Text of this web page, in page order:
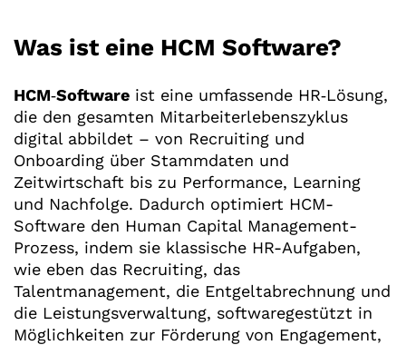
Was ist eine HCM Software?
HCM‑Software ist eine umfassende HR‑Lösung,
die den gesamten Mitarbeiterlebenszyklus
digital abbildet – von Recruiting und
Onboarding über Stammdaten und
Zeitwirtschaft bis zu Performance, Learning
und Nachfolge. Dadurch optimiert HCM-
Software den Human Capital Management-
Prozess, indem sie klassische HR-Aufgaben,
wie eben das Recruiting, das
Talentmanagement, die Entgeltabrechnung und
die Leistungsverwaltung, softwaregestützt in
Möglichkeiten zur Förderung von Engagement,